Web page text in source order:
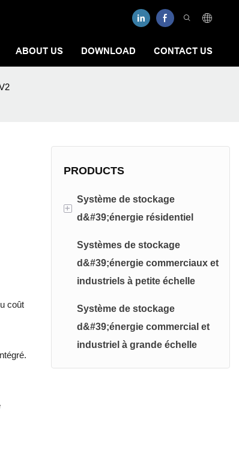
ABOUT US DOWNLOAD CONTACT US
coût
PRODUCTS
+
Système de stockage
d&#39;énergie résidentiel
Système de stockage
d&#39;énergie basse tension
Systèmes de stockage
d&#39;énergie commerciaux et
industriels à petite échelle
Système de stockage
d&#39;énergie commercial et
industriel à grande échelle